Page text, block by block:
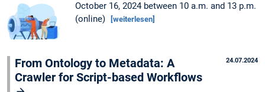
October 16, 2024 between 10 a.m. and 13 p.m.
(online)
[weiterlesen]
24.07.2024
From Ontology to Metadata: A
Crawler for Script-based Workflows